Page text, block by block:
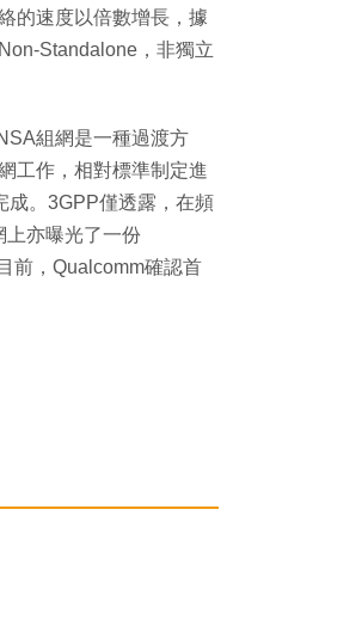
的速度以倍數增長，據
Standalone，非獨立
組網是一種過渡方
工作，相對標準制定進
成。3GPP僅透露，在頻
上亦曝光了一份
前，Qualcomm確認首